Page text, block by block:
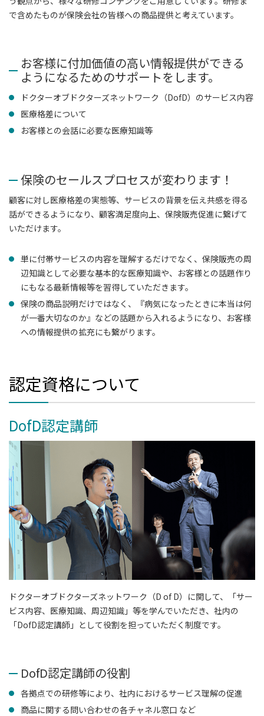
で含めたものが保険会社の皆様への商品提供と考えています。
お客様に付加価値の高い情報提供ができる
ようになるためのサポートをします。
ドクターオブドクターズネットワーク（DofD）のサービス内容
医療格差について
お客様との会話に必要な医療知識等
保険のセールスプロセスが変わります！
顧客に対し医療格差の実態等、サービスの背景を伝え共感を得る
話ができるようになり、顧客満足度向上、保険販売促進に繋げて
いただけます。
単に付帯サービスの内容を理解するだけでなく、保険販売の周
辺知識として必要な基本的な医療知識や、お客様との話題作り
にもなる最新情報等を習得していただきます。
保険の商品説明だけではなく、『病気になったときに本当は何
が一番大切なのか』などの話題から入れるようになり、お客様
への情報提供の拡充にも繋がります。
認定資格について
DofD認定講師
ドクターオブドクターズネットワーク（D of D）に関して、「サー
ビス内容、医療知識、周辺知識」等を学んでいただき、社内の
「DofD認定講師」として役割を担っていただく制度です。
DofD認定講師の役割
各拠点での研修等により、社内におけるサービス理解の促進
商品に関する問い合わせの各チャネル窓口 など